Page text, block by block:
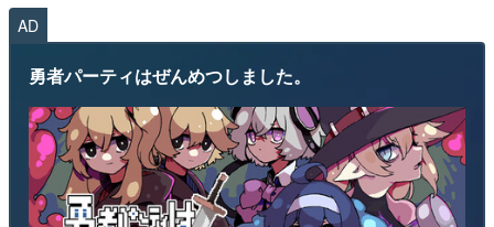
AD
勇者パーティはぜんめつしました。